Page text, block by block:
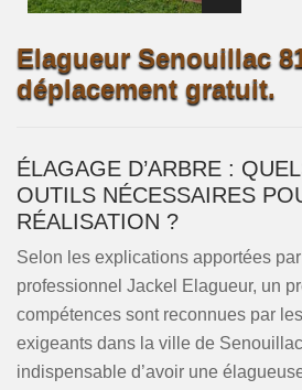
Elagueur Senouillac
déplacement gratuit.
ÉLAGAGE D’ARBRE :
OUTILS NÉCESSAIRES
RÉALISATION ?
Selon les explications apportées
professionnel Jackel Elagueur, un
compétences sont reconnues par
exigeants dans la ville de
indispensable d’avoir une